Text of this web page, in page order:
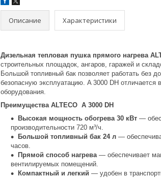
Описание Характеристики
Дизельная тепловая пушка прямого нагрева
строительных площадок, ангаров, гаражей и
Большой топливный бак позволяет работать без
безопасную эксплуатацию. A 3000 DH
оборудования.
Преимущества ALTECO A 3000 DH
Высокая мощность обогрева 30 кВт —
производительности 720 м³/ч.
Большой топливный бак 24 л —
часов.
Прямой способ нагрева— обеспечивает
вентилируемых помещений.
Компактный и легкий — удобен в